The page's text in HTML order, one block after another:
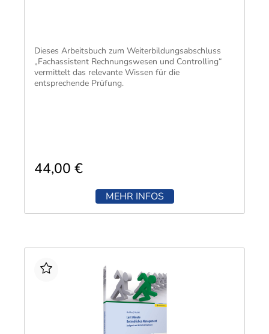
Dieses Arbeitsbuch zum Weiterbildungsabschluss
„Fachassistent Rechnungswesen und Controlling“
vermittelt das relevante Wissen für die
entsprechende Prüfung.
44,00 €
MEHR INFOS